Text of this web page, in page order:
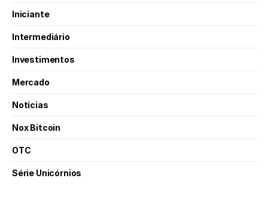
Iniciante
Intermediário
Investimentos
Mercado
Notícias
Nox Bitcoin
OTC
Série Unicórnios